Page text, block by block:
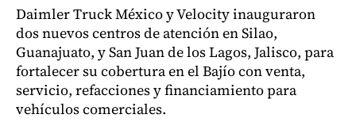
Daimler Truck México y Velocity inauguraron
dos nuevos centros de atención en Silao,
Guanajuato, y San Juan de los Lagos, Jalisco, para
fortalecer su cobertura en el Bajío con venta,
servicio, refacciones y financiamiento para
vehículos comerciales.